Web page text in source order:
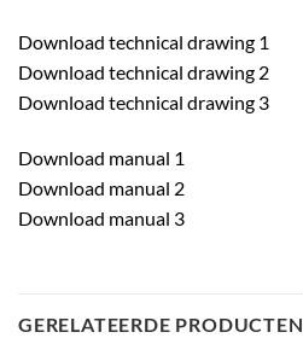
Download technical drawing 1
Download technical drawing 2
Download technical drawing 3
Download manual 1
Download manual 2
Download manual 3
GERELATEERDE PRODUCTEN